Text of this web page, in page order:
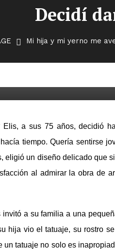
Decidí
Mi hija y mi yerno me
a sus 75 años, decidió
tiempo. Quería sentirse
eligió un diseño delicado que
al admirar la obra de
a su familia a una
hija vio el tatuaje, su rostro
un tatuaje no solo es